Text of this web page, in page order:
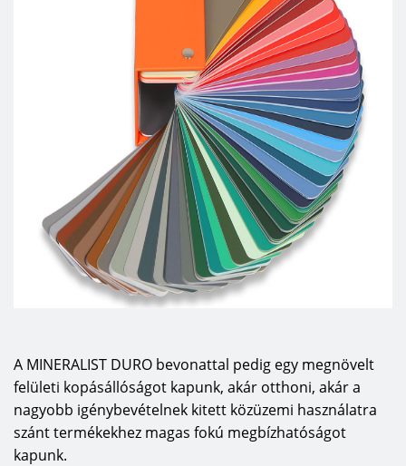
A MINERALIST DURO bevonattal pedig egy megnövelt
felületi kopásállóságot kapunk, akár otthoni, akár a
nagyobb igénybevételnek kitett közüzemi használatra
szánt termékekhez magas fokú megbízhatóságot
kapunk.